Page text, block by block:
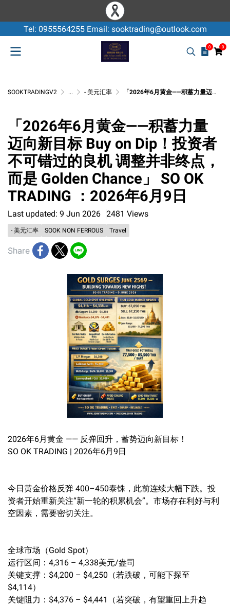
Tel: 0955564255 Email: sooktrading@outlook.com
0 0
SOOKTRADINGV2 ... - 美元汇率 「2026年6月黄金——积蓄力量迈向新目标 Buy on Dip！投资者不可错过的良机 调整并非终点，而是 Golden Chance」 SO OK TRADING ：2026年6月9日
「2026年6月黄金——积蓄力量
迈向新目标 Buy on Dip！投资者
不可错过的良机 调整并非终点，
而是 Golden Chance」 SO OK
TRADING ：2026年6月9日
Last updated: 9 Jun 2026 2481 Views
- 美元汇率 SOOK NON FERROUS Travel
Share
2026年6月黄金 —— 反弹回升，蓄势迈向新目标！
SO OK TRADING | 2026年6月9日
今日黄金价格反弹 400–450泰铢，此前连续大幅下跌。投
资者开始重新关注“新一轮的积累机会”。市场存在利好与利
空因素，需要密切关注。
全球市场（Gold Spot）
运行区间：4,316 – 4,338美元/盎司
关键支撑：$4,200 – $4,250（若跌破，可能下探至
$4,114）
关键阻力：$4,376 – $4,441（若突破，有望重回上升趋